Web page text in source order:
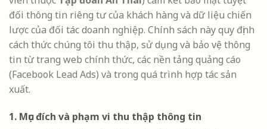
đối thông tin riêng tư của khách hàng và dữ liệu chiến
lược của đối tác doanh nghiệp. Chính sách này quy định
cách thức chúng tôi thu thập, sử dụng và bảo vệ thông
tin từ trang web chính thức, các nền tảng quảng cáo
(Facebook Lead Ads) và trong quá trình hợp tác sản
xuất.
1. Mục đích và phạm vi thu thập thông tin